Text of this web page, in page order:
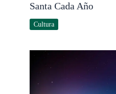
Santa Cada Año
Cultura